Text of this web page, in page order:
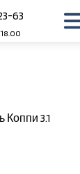
63